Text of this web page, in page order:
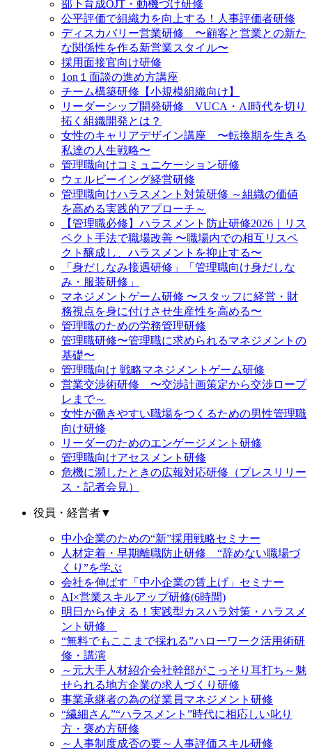
部下育成OJT・動機づけ研修
公平評価で組織力を向上する！人事評価者研修
ディスカバリー営業研修 〜顧客と営業との新た
な関係性を作る新営業スタイル〜
採用面接官向け研修
1on１面談の進め方講座
チーム構築研修【小規模組織向け】
リーダーシップ開発研修 VUCA・AI時代を切り
拓く組織開発とは？
女性のキャリアデザイン講座 〜転換期を生きる
私達の人生戦略〜
管理職向けコミュニケーション研修
ウェルビーイング経営研修
管理職向けハラスメント対策研修 ～組織の価値
を高める実践的アプローチ～
【管理職必修】ハラスメント防止研修2026｜リス
ペクト手法で職場改善 〜職場内での相互リスペ
クト醸成し、ハラスメントを抑止する〜
「身だしなみ接遇研修」「管理職向け身だしな
み・服装研修」
マネジメントゲーム研修 〜スタッフに経営・財
務視点を身に付けさせ生産性を高める〜
管理職のための労務管理研修
管理職研修〜管理職に求められるマネジメントの
基礎〜
管理職向け 戦略マネジメントゲーム研修
営業交渉術研修 〜交渉計画策定から交渉ロープ
レまで～
女性が働きやすい職場をつくるための男性管理職
向け研修
リーダーのためのエンゲージメント研修
管理職向けアセスメント研修
危機に瀕したときの広報対応研修（プレスリリー
ス・記者会見）
役員・経営者▼
中小企業のための“新”採用戦略セミナー
人材定着・早期離職防止研修 “辞めない職場づ
くり”を学ぶ
会社を伸ばす「中小企業の賃上げ」セミナー
AI×営業スキルアップ研修(6時間)
明日から使える！実践型カスハラ対策・ハラスメ
ント研修
“無料でもここまで採れる”ハローワーク活用術研
修・講演
～元大手人材紹介会社幹部がこっそり耳打ち～魅
せられる地方企業の求人づくり研修
事業承継者の為の従業員マネジメント研修
“繊細さん”“ハラスメント”時代に相応しい叱り
方・褒め方研修
～人事制度成否の要～人事評価スキル研修